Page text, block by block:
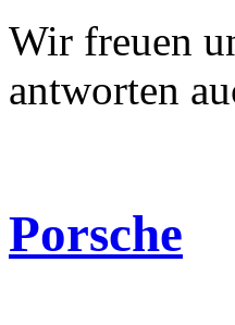
Wir freuen
antworten
Porsche